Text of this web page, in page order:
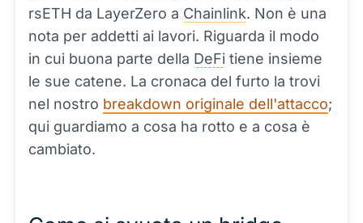
rsETH da LayerZero a Chainlink. Non è una
nota per addetti ai lavori. Riguarda il modo
in cui buona parte della DeFi tiene insieme
le sue catene. La cronaca del furto la trovi
nel nostro breakdown originale dell'attacco;
qui guardiamo a cosa ha rotto e a cosa è
cambiato.